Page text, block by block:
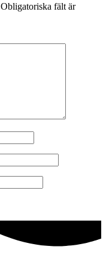
Obligatoriska fält är